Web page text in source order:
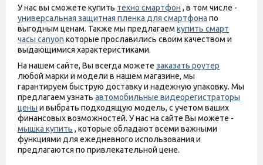
У нас вы сможете купить техно смартфон , в том числе -
универсальная защитная пленка для смартфона по
выгодным ценам. Также мы предлагаем купить смарт
часы canyon которые прославились своим качеством и
выдающимися характеристиками.
На нашем сайте, Вы всегда можете заказать роутер
любой марки и модели в нашем магазине, мы
гарантируем быструю доставку и надежную упаковку. Мы
предлагаем узнать автомобильные видеорегистраторы
цены и выбрать подходящую модель, с учетом ваших
финансовых возможностей. У нас на сайте Вы можете -
мышка купить , которые обладают всеми важными
функциями для ежедневного использования и
предлагаются по привлекательной цене.